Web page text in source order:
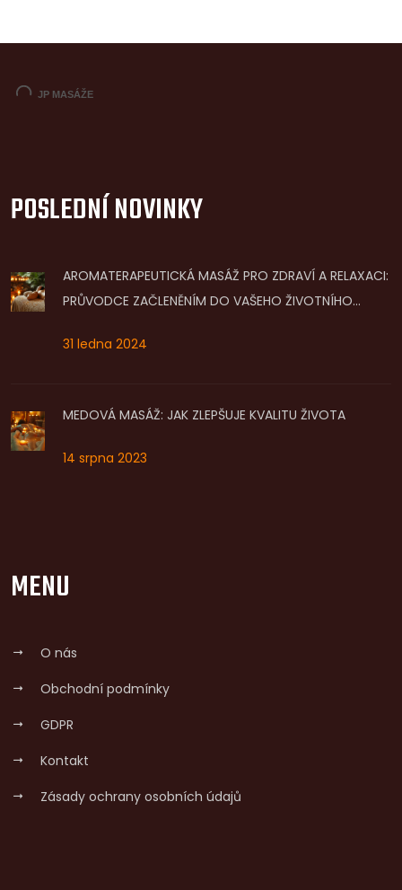
POSLEDNÍ NOVINKY
AROMATERAPEUTICKÁ MASÁŽ PRO ZDRAVÍ A RELAXACI:
PRŮVODCE ZAČLENĚNÍM DO VAŠEHO ŽIVOTNÍHO
31 ledna 2024
MEDOVÁ MASÁŽ: JAK ZLEPŠUJE KVALITU ŽIVOTA
14 srpna 2023
MENU
O nás
Obchodní podmínky
GDPR
Kontakt
Zásady ochrany osobních údajů